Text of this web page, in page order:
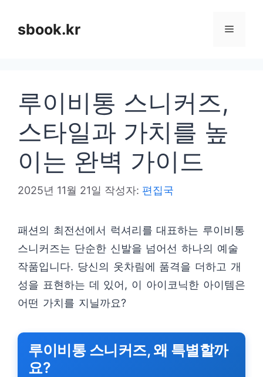
sbook.kr 메
루이비통 스니커즈,
스타일과 가치를 높
이는 완벽 가이드
2025년 11월 21일 작성자: 편집국
패션의 최전선에서 럭셔리를 대표하는 루이비통
스니커즈는 단순한 신발을 넘어선 하나의 예술
작품입니다. 당신의 옷차림에 품격을 더하고 개
성을 표현하는 데 있어, 이 아이코닉한 아이템은
어떤 가치를 지닐까요?
루이비통 스니커즈, 왜 특별할까
요?